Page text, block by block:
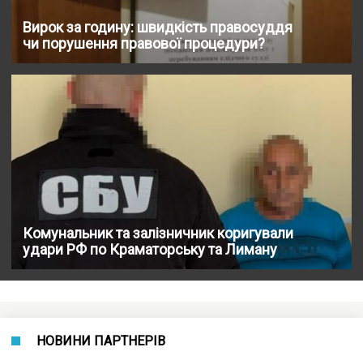
Вирок за годину: швидкість правосуддя
чи порушення правової процедури?
Комунальник та залізничник коригували
удари РФ по Краматорську та Лиману
НОВИНИ ПАРТНЕРІВ